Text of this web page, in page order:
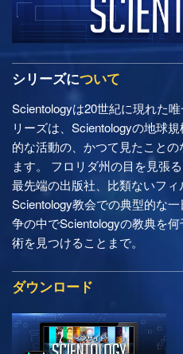
シリーズについて
Scientologyは20世紀に現れた
リーズは、Scientologyの地球
的な活動の、かつて見たこと
ます。 フロリダ州の目を見張
最先端の出版社、比類ないフィ
Scientology教会での典型的な
争の中でScientologyの教典を
術を見つけることまで。
ダウンロード